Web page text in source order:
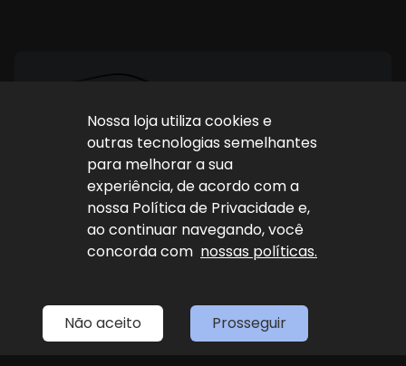
Estoque Fale ConoscoSobre Nós
Entre em contato
(11) 4087-4887
(11) 4087-4887
R. Dr. Antenor Soares Gandra, 1439 - Jundiaí
8h às 14h
Nossa loja utiliza cookies e
outras tecnologias semelhantes
para melhorar a sua
experiência, de acordo com a
nossa Política de Privacidade e,
ao continuar navegando, você
concorda com nossas políticas.
Não aceito Prosseguir